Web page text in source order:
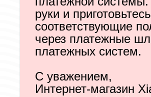
руки и
соответствующие
через платежные
платежных систем.
С уважением,
Интернет-магазин